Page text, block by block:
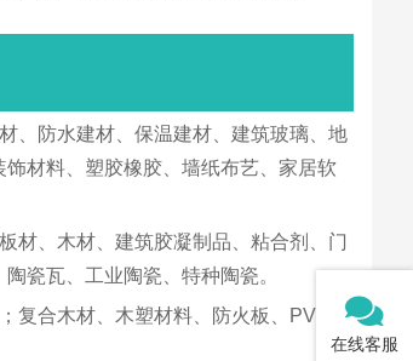
、防水建材、保温建材、建筑玻璃、地
材料、塑胶橡胶、墙纸布艺、家居软
材、木材、建筑胶凝制品、粘合剂、门
瓷瓦、工业陶瓷、特种陶瓷。
复合木材、木塑材料、防火板、PVC复
在线客服